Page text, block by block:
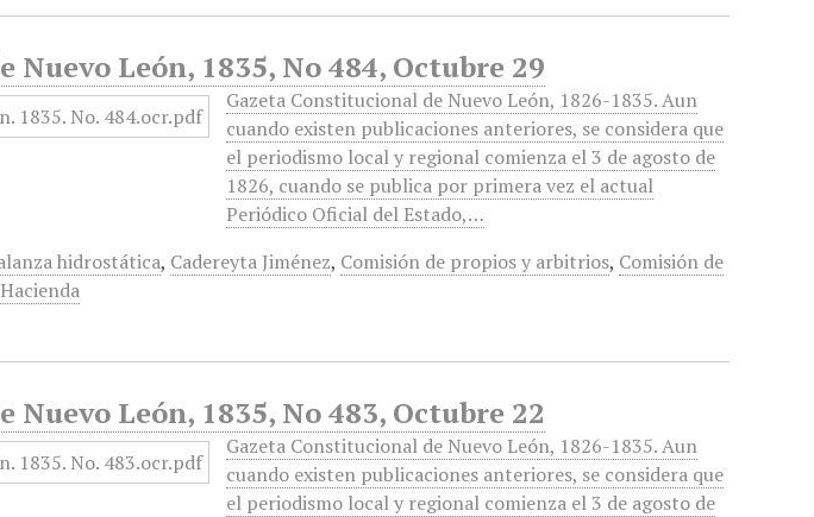
León, 1835, No 484, Octubre 29
Gazeta Constitucional de Nuevo León, 1826-1835. Aun
cuando existen publicaciones anteriores, se considera que
el periodismo local y regional comienza el 3 de agosto de
1826, cuando se publica por primera vez el actual
Periódico Oficial del Estado,…
hidrostática, Cadereyta Jiménez, Comisión de propios y arbitrios, Comisión de
León, 1835, No 483, Octubre 22
Gazeta Constitucional de Nuevo León, 1826-1835. Aun
cuando existen publicaciones anteriores, se considera que
el periodismo local y regional comienza el 3 de agosto de